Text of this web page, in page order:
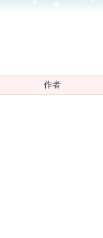
作者